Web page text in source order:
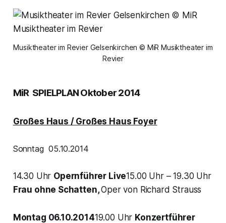
Musiktheater im Revier Gelsenkirchen © MiR Musiktheater im
Revier
MiR SPIELPLAN Oktober 2014
Großes Haus / Großes Haus Foyer
Sonntag 05.10.2014
14.30 Uhr Opernführer Live15.00 Uhr – 19.30 Uhr
Frau ohne Schatten,Oper von Richard Strauss
Montag 06.10.201419.00 Uhr Konzertführer